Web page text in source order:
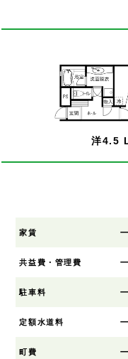
洋4.5
家賃 ー
共益費・管理費 ー
駐車料 ー
定額水道料 ー
町費 ー